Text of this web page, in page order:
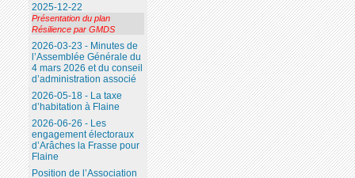
2025-12-22
Présentation du plan
Résilience par GMDS
2026-03-23 - Minutes de
l’Assemblée Générale du
4 mars 2026 et du conseil
d’administration associé
2026-05-18 - La taxe
d’habitation à Flaine
2026-06-26 - Les
engagement électoraux
d’Arâches la Frasse pour
Flaine
Position de l’Association